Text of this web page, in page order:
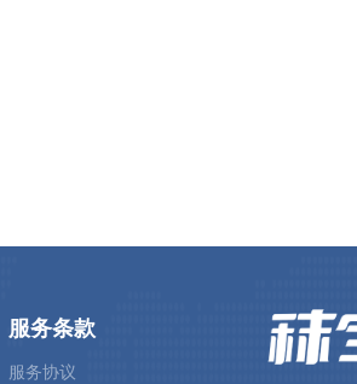
服务条款
服务协议